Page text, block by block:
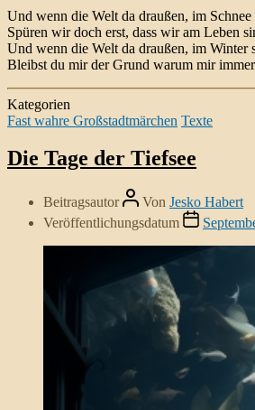
Und wenn die Welt da draußen, im
Spüren wir doch erst, dass wir am Leben
Und wenn die Welt da draußen, im Winter
Bleibst du mir der Grund warum mir
Kategorien
Fast wahre Großstadtmärchen Texte
Die Tage der Tiefsee
Beitragsautor Von Jesko Habert
Veröffentlichungsdatum